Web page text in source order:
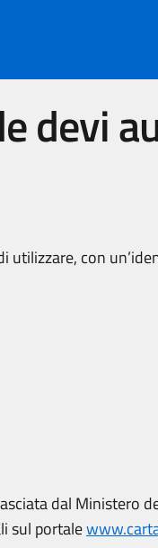
devi
con
dal Ministero
sul portale